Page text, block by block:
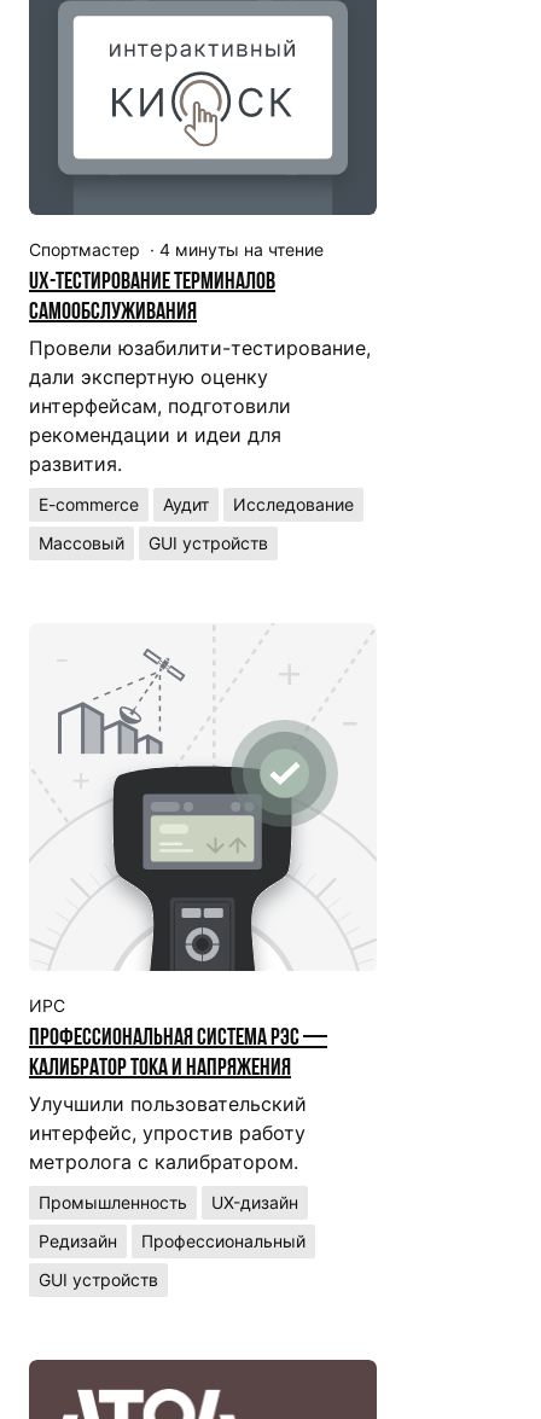
Спортмастер · 4 минуты на чтение
UX-тестирование терминалов
самообслуживания
Провели юзабилити-тестирование,
дали экспертную оценку
интерфейсам, подготовили
рекомендации и идеи для
развития.
E-commerce Аудит
Исследование
Массовый
GUI устройств
ИРС
Профессиональная система РЭС —
калибратор тока и напряжения
Улучшили пользовательский
интерфейс, упростив работу
метролога с калибратором.
Промышленность
UX-дизайн
Редизайн
Профессиональный
GUI устройств